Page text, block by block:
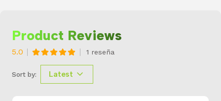
Product Reviews
5.0 1 reseña
Sort by: Latest